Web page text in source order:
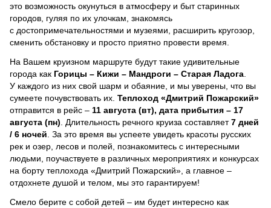
это возможность окунуться в атмосферу и быт старинных
городов, гуляя по их улочкам, знакомясь
с достопримечательностями и музеями, расширить кругозор,
сменить обстановку и просто приятно провести время.
На Вашем круизном маршруте будут такие удивительные
города как Горицы – Кижи – Мандроги – Старая Ладога
У каждого из них свой шарм и обаяние, и мы уверены, что вы
сумеете почувствовать их. Теплоход «Дмитрий Пожарский»
отправится в рейс – 11 августа (вт), дата прибытия – 17
августа (пн) . Длительность речного круиза составляет7 дней
/ 6 ночей За это время вы успеете увидеть красоты русских
рек и озер, лесов и полей, познакомитесь с интересными
людьми, поучаствуете в различных мероприятиях и конкурсах
на борту теплохода «Дмитрий Пожарский», а главное –
отдохнете душой и телом, мы это гарантируем!
Смело берите с собой детей – им будет интересно как